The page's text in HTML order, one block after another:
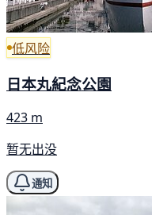
低风险
日本丸紀念公園
423 m
暂无出没
通知